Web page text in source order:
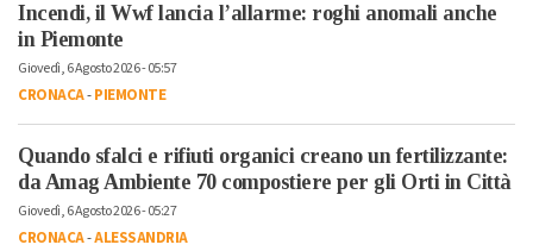
Incendi, il Wwf lancia l’allarme: roghi anomali anche
in Piemonte
Giovedì, 6 Agosto 2026 - 05:57
CRONACA-PIEMONTE
Quando sfalci e rifiuti organici creano un fertilizzante:
da Amag Ambiente 70 compostiere per gli Orti in Città
Giovedì, 6 Agosto 2026 - 05:27
CRONACA-ALESSANDRIA